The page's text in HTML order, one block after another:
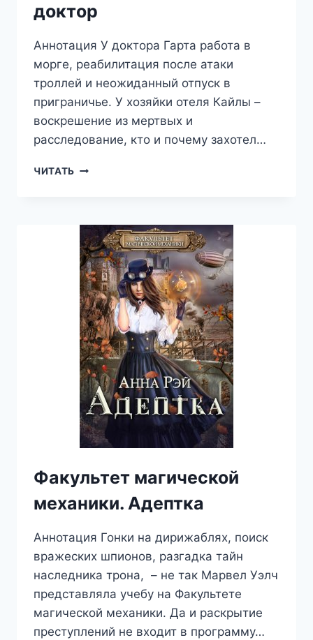
доктор
Аннотация У доктора Гарта работа в
морге, реабилитация после атаки
троллей и неожиданный отпуск в
приграничье. У хозяйки отеля Кайлы –
воскрешение из мертвых и
расследование, кто и почему захотел…
ЧИТАТЬ ХОЗЯЙКА
ДОКТОР
Факультет магической
механики. Адептка
Аннотация Гонки на дирижаблях, поиск
вражеских шпионов, разгадка тайн
наследника трона, – не так Марвел Уэлч
представляла учебу на Факультете
магической механики. Да и раскрытие
преступлений не входит в программу…